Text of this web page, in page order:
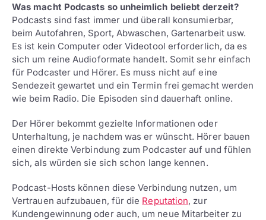
Was macht Podcasts so unheimlich beliebt derzeit?
Podcasts sind fast immer und überall konsumierbar,
beim Autofahren, Sport, Abwaschen, Gartenarbeit usw.
Es ist kein Computer oder Videotool erforderlich, da es
sich um reine Audioformate handelt. Somit sehr einfach
für Podcaster und Hörer. Es muss nicht auf eine
Sendezeit gewartet und ein Termin frei gemacht werden
wie beim Radio. Die Episoden sind dauerhaft online.
Der Hörer bekommt gezielte Informationen oder
Unterhaltung, je nachdem was er wünscht. Hörer bauen
einen direkte Verbindung zum Podcaster auf und fühlen
sich, als würden sie sich schon lange kennen.
Podcast-Hosts können diese Verbindung nutzen, um
Vertrauen aufzubauen, für die Reputation, zur
Kundengewinnung oder auch, um neue Mitarbeiter zu